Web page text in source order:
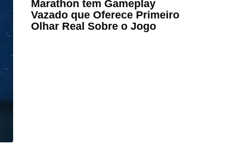
Marathon tem Gameplay
Vazado que Oferece Primeiro
Olhar Real Sobre o Jogo